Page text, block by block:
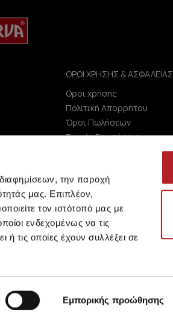
την παροχή
μας. Επιπλέον,
τον ιστότοπό μας με
ενδεχομένως να τις
τις οποίες έχουν συλλέξει σε
Εμπορικής προώθησης
ΟΡΟΙ ΧΡΗΣΗΣ & ΑΣΦΑΛΕΙΑΣ
Οροι χρήσης
Πολιτική Απορρήτου
Όροι Πωλήσεων
Συχνές Ερωτήσεις
rights reserved.